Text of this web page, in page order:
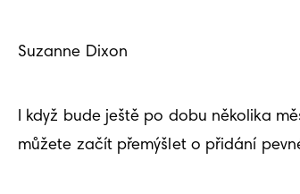
Suzanne Dixon
I když bude ještě po dobu několika
můžete začít přemýšlet o přidání